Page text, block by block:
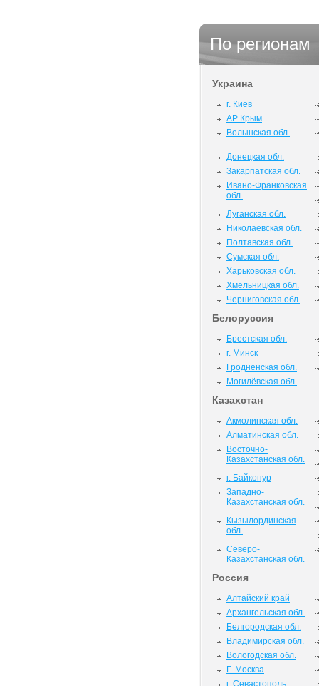
По регионам
Украина
г. Киев
АР Крым
Волынская обл.
Донецкая обл.
Закарпатская обл.
Ивано-Франковская
обл.
Луганская обл.
Николаевская обл.
Полтавская обл.
Сумская обл.
Харьковская обл.
Хмельницкая обл.
Черниговская обл.
Белоруссия
Брестская обл.
г. Минск
Гродненская обл.
Могилёвская обл.
Казахстан
Акмолинская обл.
Алматинская обл.
Восточно-
Казахстанская обл.
г. Байконур
Западно-
Казахстанская обл.
Кызылординская
обл.
Северо-
Казахстанская обл.
Россия
Алтайский край
Архангельская обл.
Белгородская обл.
Владимирская обл.
Вологодская обл.
Г. Москва
г. Севастополь